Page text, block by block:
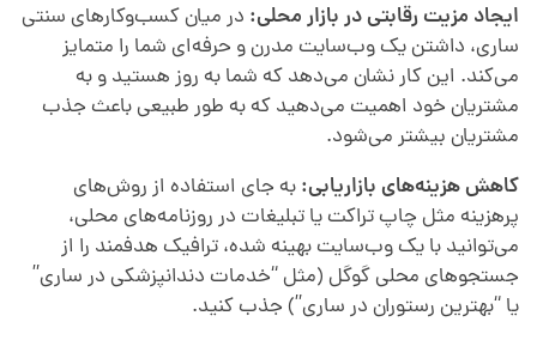
ایجاد مزیت رقابتی در بازار محلی: در میان کسب‌وکارهای سنتی
ساری، داشتن یک وب‌سایت مدرن و حرفه‌ای شما را متمایز
می‌کند. این کار نشان می‌دهد که شما به روز هستید و به
مشتریان خود اهمیت می‌دهید که به طور طبیعی باعث جذب
مشتریان بیشتر می‌شود.
کاهش هزینه‌های بازاریابی:به جای استفاده از روش‌های
پرهزینه مثل چاپ تراکت یا تبلیغات در روزنامه‌های محلی،
می‌توانید با یک وب‌سایت بهینه شده، ترافیک هدفمند را از
جستجوهای محلی گوگل (مثل “خدمات دندانپزشکی در ساری”
یا “بهترین رستوران در ساری”) جذب کنید.